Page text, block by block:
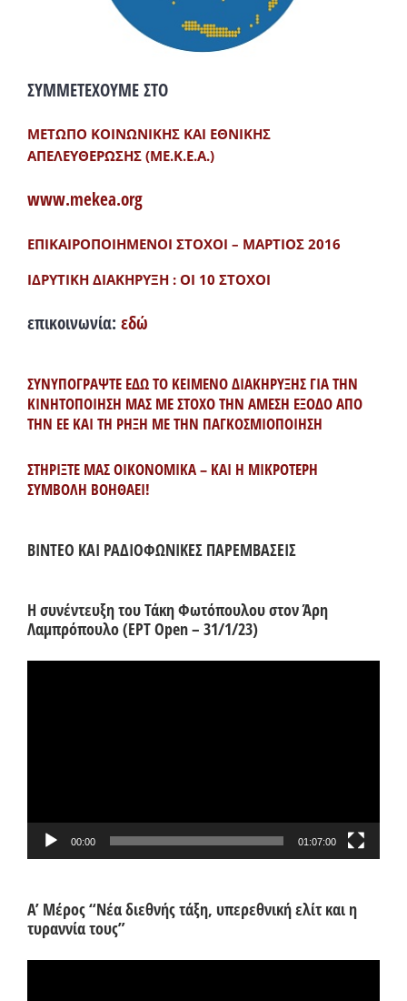
ΣΥΜΜΕΤΕΧΟΥΜΕ ΣΤΟ
ΜΕΤΩΠΟ ΚΟΙΝΩΝΙΚΗΣ ΚΑΙ ΕΘΝΙΚΗΣ
ΑΠΕΛΕΥΘΕΡΩΣΗΣ (ΜΕ.Κ.Ε.Α.)
www.mekea.org
ΕΠΙΚΑΙΡΟΠΟΙΗΜΕΝΟΙ ΣΤΟΧΟΙ – ΜΑΡΤΙΟΣ 2016
ΙΔΡΥΤΙΚΗ ΔΙΑΚΗΡΥΞΗ : ΟΙ 10 ΣΤΟΧΟΙ
επικοινωνία: εδώ
ΣΥΝΥΠΟΓΡΑΨΤΕ ΕΔΩ ΤΟ ΚΕΙΜΕΝΟ ΔΙΑΚΗΡΥΞΗΣ ΓΙΑ ΤΗΝ
ΚΙΝΗΤΟΠΟΙΗΣΗ ΜΑΣ ΜΕ ΣΤΟΧΟ ΤΗΝ ΑΜΕΣΗ ΕΞΟΔΟ ΑΠΟ
ΤΗΝ ΕΕ ΚΑΙ ΤΗ ΡΗΞΗ ΜΕ ΤΗΝ ΠΑΓΚΟΣΜΙΟΠΟΙΗΣΗ
ΣΤΗΡΙΞΤΕ ΜΑΣ ΟΙΚΟΝΟΜΙΚΑ – ΚΑΙ Η ΜΙΚΡΟΤΕΡΗ
ΣΥΜΒΟΛΗ ΒΟΗΘΑΕΙ!
ΒΙΝΤΕΟ ΚΑΙ ΡΑΔΙΟΦΩΝΙΚΕΣ ΠΑΡΕΜΒΑΣΕΙΣ
Η συνέντευξη του Τάκη Φωτόπουλου στον Άρη
Λαμπρόπουλο (ΕΡΤ Open – 31/1/23)
00:00 01:07:00
Α’ Μέρος “Νέα διεθνής τάξη, υπερεθνική ελίτ και η
τυραννία τους”